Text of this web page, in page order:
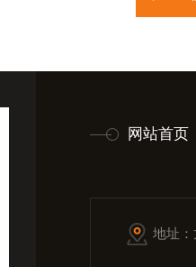
网站首页
地址